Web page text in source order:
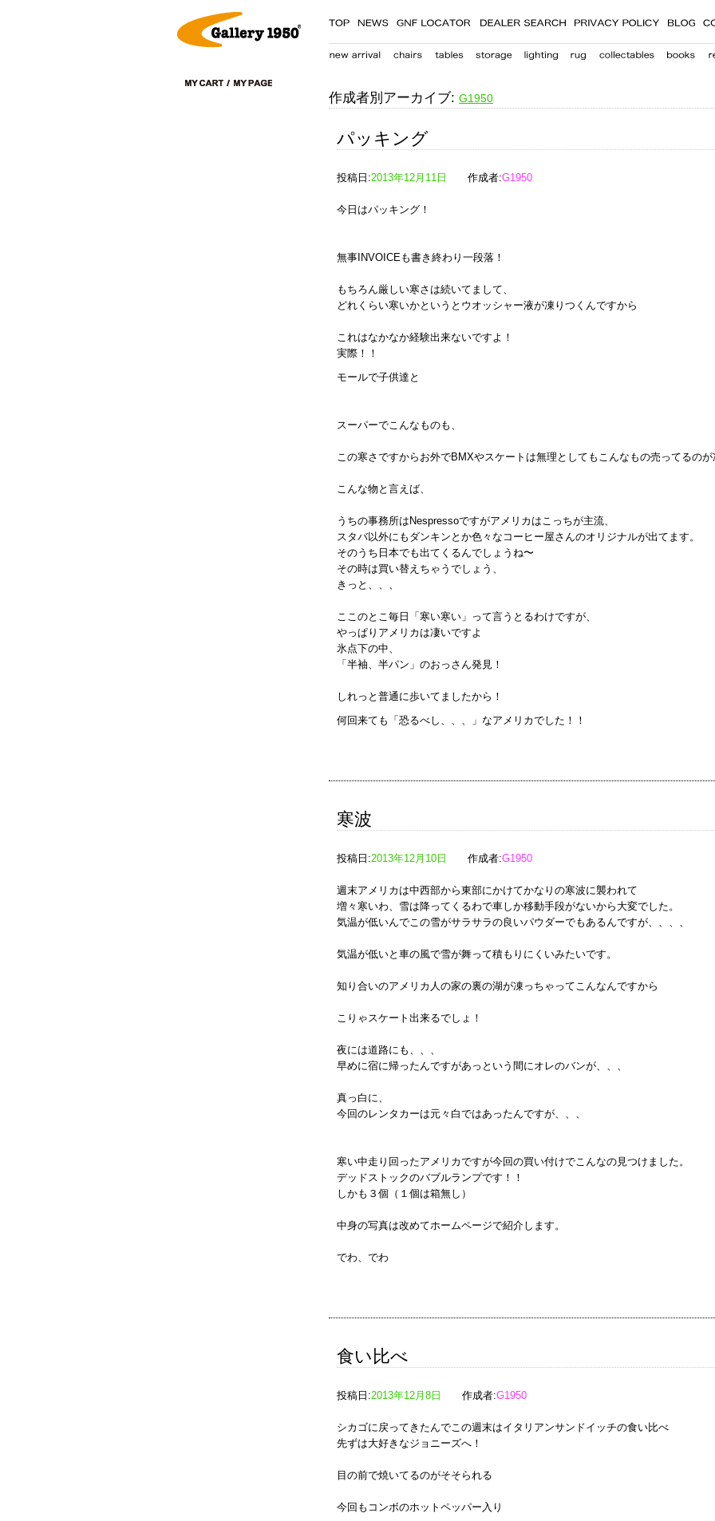
作成者別アーカイブ: G1950
パッキング
投稿日:2013年12月11日 作成者:G1950
今日はパッキング！
無事INVOICEも書き終わり一段落！
もちろん厳しい寒さは続いてまして、
どれくらい寒いかというとウオッシャー液が凍りつくんですから
これはなかなか経験出来ないですよ！
実際！！
モールで子供達と
スーパーでこんなものも、
この寒さですからお外でBMXやスケートは無理としてもこんなもの売ってるの
こんな物と言えば、
うちの事務所はNespressoですがアメリカはこっちが主流、
スタバ以外にもダンキンとか色々なコーヒー屋さんのオリジナルが出てます。
そのうち日本でも出てくるんでしょうね〜
その時は買い替えちゃうでしょう、
きっと、、、
ここのとこ毎日「寒い寒い」って言うとるわけですが、
やっぱりアメリカは凄いですよ
氷点下の中、
「半袖、半パン」のおっさん発見！
しれっと普通に歩いてましたから！
何回来ても「恐るべし、、、」なアメリカでした！！
寒波
投稿日:2013年12月10日 作成者:G1950
週末アメリカは中西部から東部にかけてかなりの寒波に襲われて
増々寒いわ、雪は降ってくるわで車しか移動手段がないから 大変でした。
気温が低いんでこの雪がサラサラの良いパウダーでもあるんですが、、、、
気温が低いと車の風で雪が舞って積もりにくいみたいです。
知り合いのアメリカ人の家の裏の湖が凍っちゃってこんなんですから
こりゃスケート出来るでしょ！
夜には道路にも、、、
早めに宿に帰ったんですがあっという間にオレのバンが、、、
真っ白に、
今回のレンタカーは元々白ではあったんですが、、、
寒い中走り回ったアメリカですが今回の買い付けでこんなの見つけました。
デッドストックのバブルランプです！！
しかも３個（１個は箱無し）
中身の写真は改めてホームページで紹介します。
でわ、でわ
食い比べ
投稿日:2013年12月8日 作成者:G1950
シカゴに戻ってきたんでこの週末はイタリアンサンドイッチの食い比べ
先ずは大好きなジョニーズへ！
目の前で焼いてるのがそそられる
今回もコンボのホットペッパー入り